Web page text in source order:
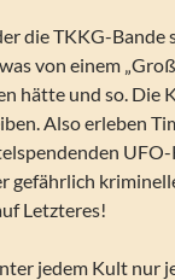
die TKKG-
von einem
hätte und so. Die
Also erleben
gefährlich
Letzteres!
jedem Kult nur